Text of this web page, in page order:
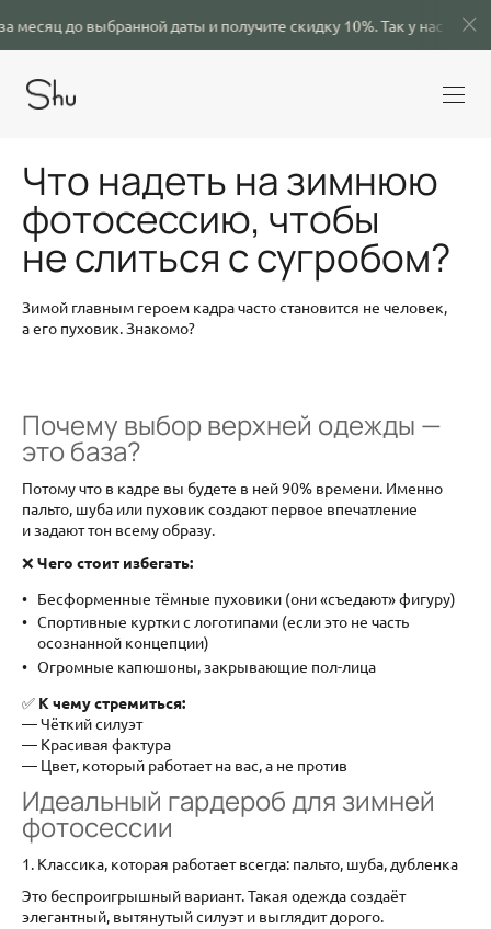
до выбранной даты и получите скидку 10%.Так у нас будет
Что надеть на зимнюю
фотосессию, чтобы
не слиться с сугробом?
Зимой главным героем кадра часто становится не человек,
а его пуховик. Знакомо?
Почему выбор верхней одежды —
это база?
Потому что в кадре вы будете в ней 90% времени. Именно
пальто, шуба или пуховик создают первое впечатление
и задают тон всему образу.
❌ Чего стоит избегать:
Бесформенные тёмные пуховики (они «съедают» фигуру)
Спортивные куртки с логотипами (если это не часть
осознанной концепции)
Огромные капюшоны, закрывающие пол-лица
✅ К чему стремиться:
— Чёткий силуэт
— Красивая фактура
— Цвет, который работает на вас, а не против
Идеальный гардероб для зимней
фотосессии
1. Классика, которая работает всегда: пальто, шуба, дубленка
Это беспроигрышный вариант. Такая одежда создаёт
элегантный, вытянутый силуэт и выглядит дорого.